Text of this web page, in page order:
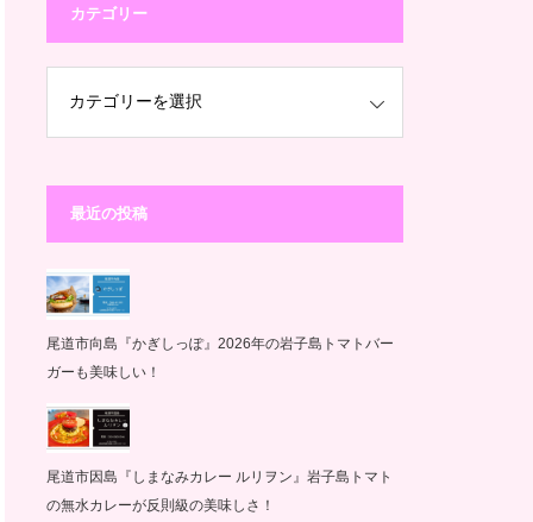
カテゴリー
最近の投稿
尾道市向島『かぎしっぽ』2026年の岩子島トマトバー
ガーも美味しい！
尾道市因島『しまなみカレー ルリヲン』岩子島トマト
の無水カレーが反則級の美味しさ！